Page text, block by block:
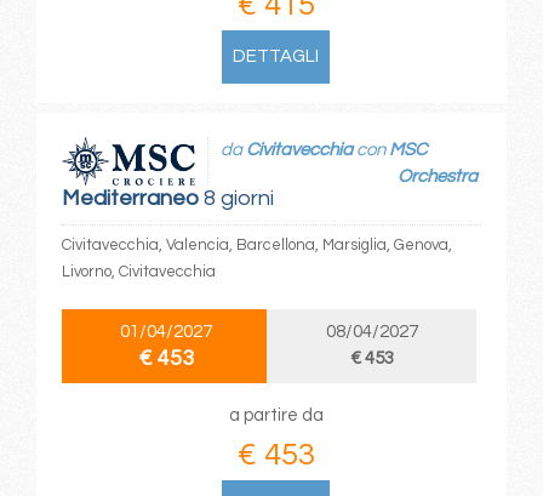
DETTAGLI
Mediterraneo8 giorni
da Civitavecchiacon MSC
Orchestra
Civitavecchia, Valencia, Barcellona, Marsiglia, Genova,
Livorno, Civitavecchia
01/04/2027
€ 453
08/04/2027
€ 453
a partire da
€ 453